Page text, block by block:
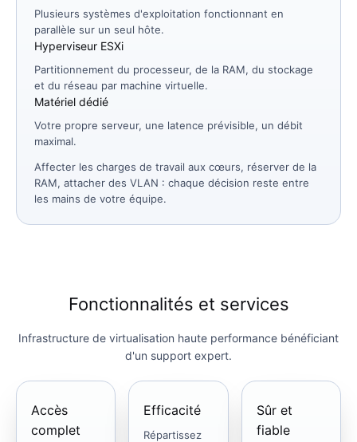
Plusieurs systèmes d'exploitation fonctionnant en
parallèle sur un seul hôte.
Hyperviseur ESXi
Partitionnement du processeur, de la RAM, du stockage
et du réseau par machine virtuelle.
Matériel dédié
Votre propre serveur, une latence prévisible, un débit
maximal.
Affecter les charges de travail aux cœurs, réserver de la
RAM, attacher des VLAN : chaque décision reste entre
les mains de votre équipe.
Fonctionnalités et services
Infrastructure de virtualisation haute performance bénéficiant
d'un support expert.
Accès
complet
Efficacité
Répartissez
Sûr et
fiable